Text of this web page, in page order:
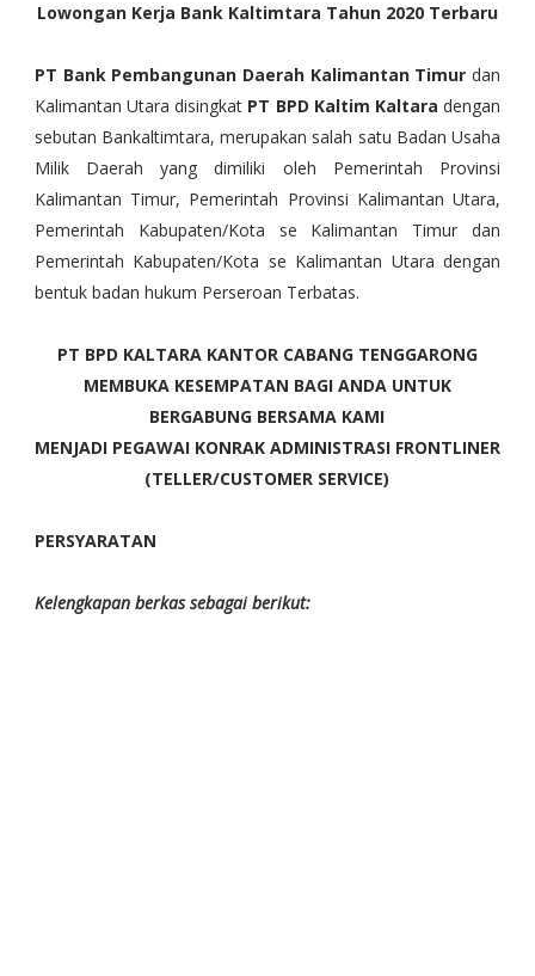
Lowongan Kerja Bank Kaltimtara Tahun 2020 Terbaru
PT Bank Pembangunan Daerah Kalimantan Timur dan
Kalimantan Utara disingkat PT BPD Kaltim Kaltaradengan
sebutan Bankaltimtara, merupakan salah satu Badan Usaha
Milik Daerah yang dimiliki oleh Pemerintah Provinsi
Kalimantan Timur, Pemerintah Provinsi Kalimantan Utara,
Pemerintah Kabupaten/Kota se Kalimantan Timur dan
Pemerintah Kabupaten/Kota se Kalimantan Utara dengan
bentuk badan hukum Perseroan Terbatas.
PT BPD KALTARA KANTOR CABANG TENGGARONG
MEMBUKA KESEMPATAN BAGI ANDA UNTUK
BERGABUNG BERSAMA KAMI
MENJADI PEGAWAI KONRAK ADMINISTRASI FRONTLINER
(TELLER/CUSTOMER SERVICE)
PERSYARATAN
Kelengkapan berkas sebagai berikut: